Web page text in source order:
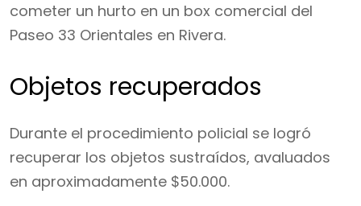
cometer un hurto en un box comercial del
Paseo 33 Orientales en Rivera.
Objetos recuperados
Durante el procedimiento policial se logró
recuperar los objetos sustraídos, avaluados
en aproximadamente $50.000.